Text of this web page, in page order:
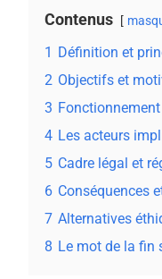
Contenus
1 Définition et
2 Objectifs et
3
4 Les acteurs
5 Cadre légal et
6 Conséquences
7 Alternatives
8 Le mot de la fin